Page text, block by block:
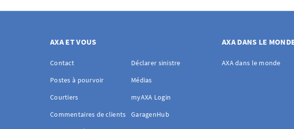
AXA ET VOUS
Contact
Déclarer sinistre
Postes à pourvoir
Médias
Courtiers
myAXA Login
Commentaires de clients
GaragenHub
AXA DANS LE
AXA dans le monde